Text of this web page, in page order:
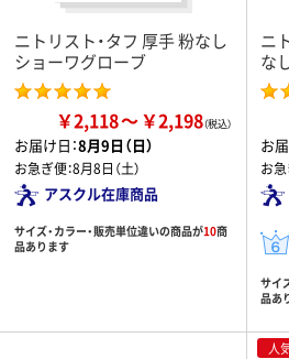
ニトリスト・タフ 厚手 粉なし
ショーワグローブ
￥2,118 ￥2,198
お届け日：8月9日（日）
お急ぎ便：8月8日（土）
アスクル在庫商品
サイズ・カラー・販売単位違いの商品が10商
品あります
ニ
な
お
お急
サイ
品あ
人